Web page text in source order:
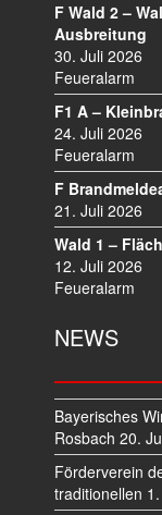
F Wald 2 –
Ausbreitung
30. Juli 2026
Feueralarm
F1 A –
24. Juli 2026
Feueralarm
F
21. Juli 2026
Wald 1 –
12. Juli 2026
Feueralarm
NEWS
Bayerisches
Rosbach 20.
Förderverein
traditionellen